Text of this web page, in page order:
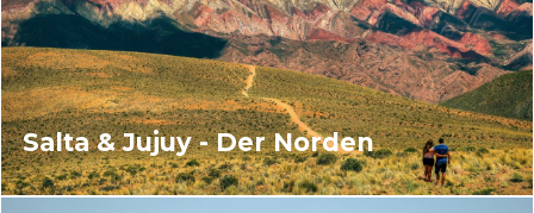
Salta & Jujuy - Der Norden